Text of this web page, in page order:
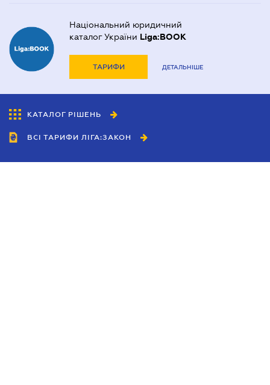
Національний юридичний
каталог України Liga:BOOK
ТАРИФИ ДЕТАЛЬНІШЕ
КАТАЛОГ РІШЕНЬ
ВСІ ТАРИФИ ЛІГА:ЗАКОН